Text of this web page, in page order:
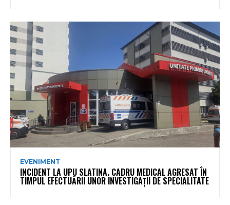
EVENIMENT
INCIDENT LA UPU SLATINA. CADRU MEDICAL AGRESAT ÎN
TIMPUL EFECTUĂRII UNOR INVESTIGAȚII DE SPECIALITATE